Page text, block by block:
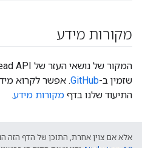
מקורות מידע
שזמין ב-GitHub. אפשר לקרוא
התיעוד שלנו בדף מקורות מידע.
אלא אם צוין אחרת, התוכן של הדף הזה